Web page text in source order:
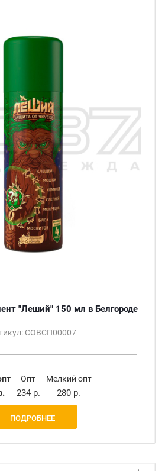
"Леший" 150 мл в Белгороде
СОВСП00007
Опт
234 р.
Мелкий опт
280 р.
ПОДРОБНЕЕ